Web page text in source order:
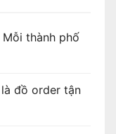
thành phố
đồ order tận